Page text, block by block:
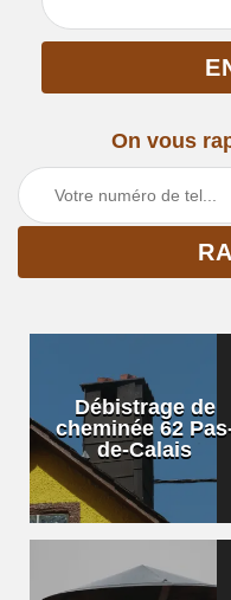
On vous
Débistrage de
cheminée 62
de-Calais